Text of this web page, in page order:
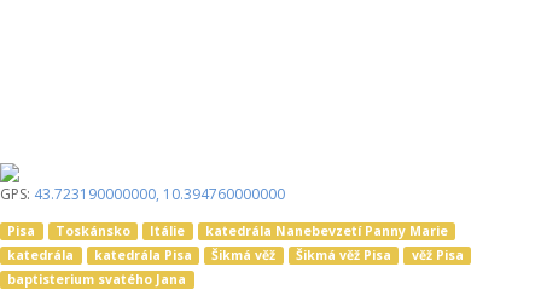
GPS: 43.723190000000, 10.394760000000
Pisa Toskánsko Itálie
katedrála Nanebevzetí Panny Marie
katedrála
katedrála Pisa Šikmá věž Šikmá věž Pisa
věž Pisa
baptisterium svatého Jana